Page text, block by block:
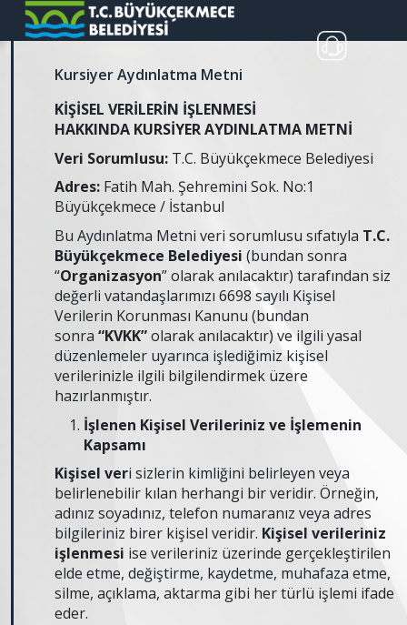
Kursiyer Aydınlatma Metni
KİŞİSEL VERİLERİN İŞLENMESİ
HAKKINDA KURSİYER AYDINLATMA METNİ
Veri Sorumlusu: T.C. Büyükçekmece Belediyesi
Adres: Fatih Mah. Şehremini Sok. No:1
Büyükçekmece / İstanbul
Bu Aydınlatma Metni veri sorumlusu sıfatıyla T.C.
Büyükçekmece Belediyesi (bundan sonra
“Organizasyon” olarak anılacaktır) tarafından siz
değerli vatandaşlarımızı 6698 sayılı Kişisel
Verilerin Korunması Kanunu (bundan
sonra “KVKK”olarak anılacaktır) ve ilgili yasal
düzenlemeler uyarınca işlediğimiz kişisel
verilerinizle ilgili bilgilendirmek üzere
hazırlanmıştır.
İşlenen Kişisel Verileriniz ve İşlemenin
Kapsamı
Kişisel veri sizlerin kimliğini belirleyen veya
belirlenebilir kılan herhangi bir veridir. Örneğin,
adınız soyadınız, telefon numaranız veya adres
bilgileriniz birer kişisel veridir. Kişisel verileriniz
işlenmesi ise verileriniz üzerinde gerçekleştirilen
elde etme, değiştirme, kaydetme, muhafaza etme,
silme, açıklama, aktarma gibi her türlü işlemi ifade
eder.